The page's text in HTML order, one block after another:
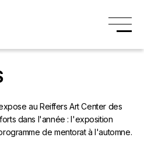
au Reiffers Art Center des
dans l'année : l'exposition
de mentorat à l'automne.